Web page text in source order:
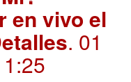
en vivo el
. 01